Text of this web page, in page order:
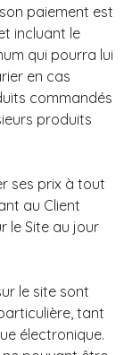
paiement est
incluant le
qui pourra lui
en cas
commandés
produits
ses prix à tout
au Client
le Site au jour
le site sont
tant
électronique.